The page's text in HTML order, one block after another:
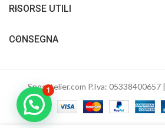
RISORSE UTILI
CONSEGNA
Sposatelier.com P.Iva: 05338400657 |
1